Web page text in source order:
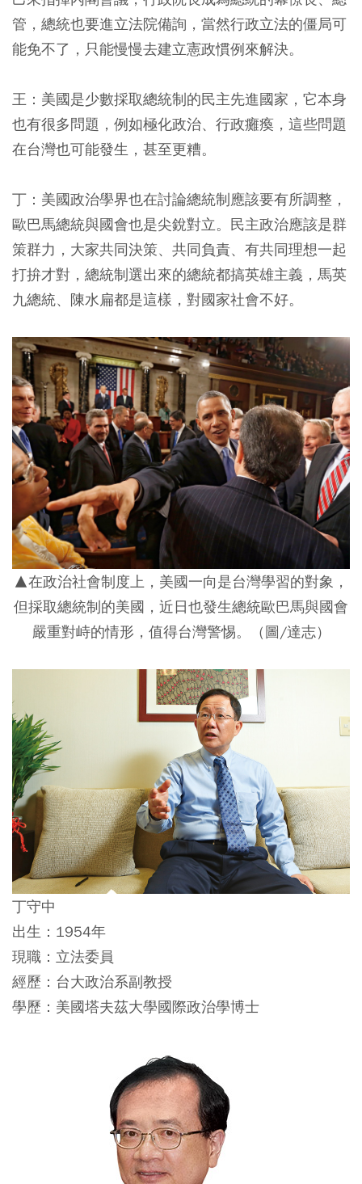
管，總統也要進立法院備詢，當然行政立法的僵局可
能免不了，只能慢慢去建立憲政慣例來解決。
王：美國是少數採取總統制的民主先進國家，它本身
也有很多問題，例如極化政治、行政癱瘓，這些問題
在台灣也可能發生，甚至更糟。
丁：美國政治學界也在討論總統制應該要有所調整，
歐巴馬總統與國會也是尖銳對立。民主政治應該是群
策群力，大家共同決策、共同負責、有共同理想一起
打拚才對，總統制選出來的總統都搞英雄主義，馬英
九總統、陳水扁都是這樣，對國家社會不好。
▲在政治社會制度上，美國一向是台灣學習的對象，
但採取總統制的美國，近日也發生總統歐巴馬與國會
嚴重對峙的情形，值得台灣警惕。（圖/達志）
丁守中
出生：1954年
現職：立法委員
經歷：台大政治系副教授
學歷：美國塔夫茲大學國際政治學博士